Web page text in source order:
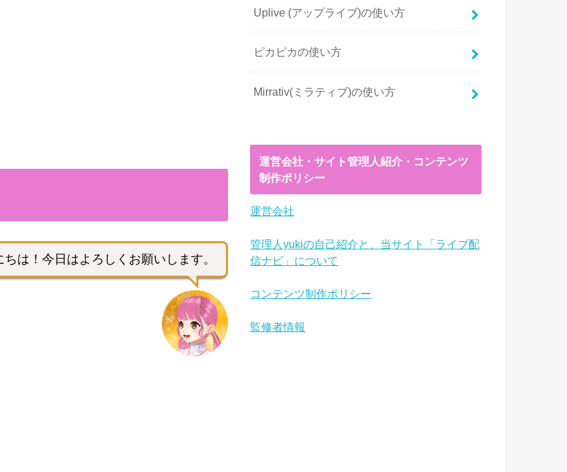
ちは！今日はよろしくお願いします。
Uplive (アップライブ)の使い方
ピカピカの使い方
Mirrativ(ミラティブ)の使い方
運営会社・サイト管理人紹介・コンテンツ
制作ポリシー
運営会社
管理人yukiの自己紹介と、当サイト「ライブ配
信ナビ」について
コンテンツ制作ポリシー
監修者情報